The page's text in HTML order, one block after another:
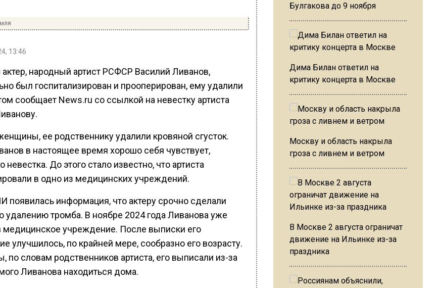
13:46
народный артист РСФСР Василий Ливанов,
был госпитализирован и прооперирован, ему удалили
сообщает News.ru со ссылкой на невестку артиста
ее родственнику удалили кровяной сгусток.
в настоящее время хорошо себя чувствует,
невестка. До этого стало известно, что артиста
в одно из медицинских учреждений.
появилась информация, что актеру срочно сделали
удалению тромба. В ноябре 2024 года Ливанова уже
учреждение. После выписки его
улучшилось, по крайней мере, сообразно его возрасту.
по словам родственников артиста, его выписали из-за
Ливанова находиться дома.
Булгакова до 9 ноября
Дима Билан ответил на
критику концерта в Москве
Москву и область накрыла
гроза с ливнем и ветром
В Москве 2 августа ограничат
движение на Ильинке из-за
праздника